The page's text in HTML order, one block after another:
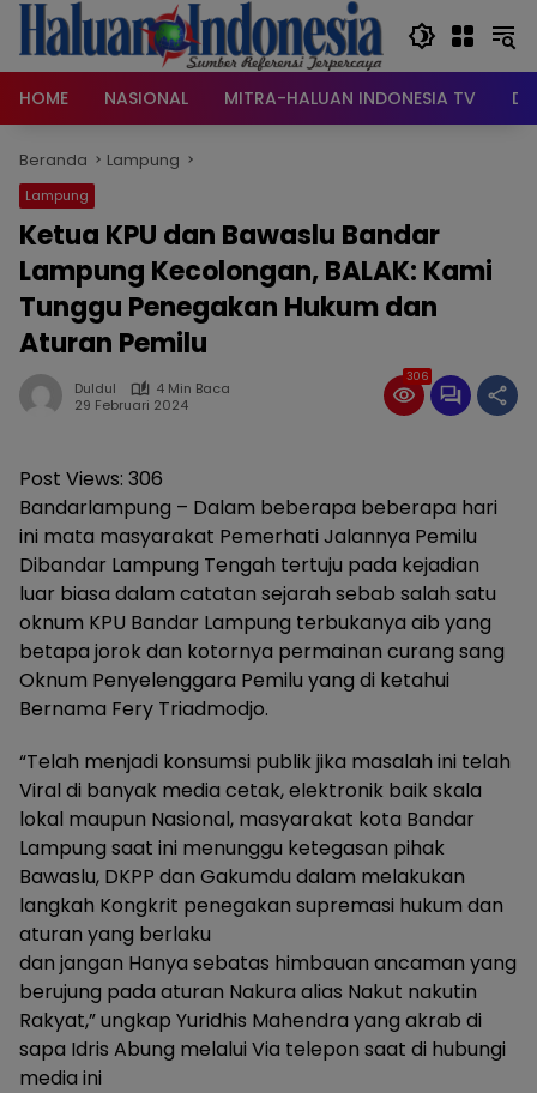
Langsung
konten
HOME
NASIONAL MITRA-HALUAN INDONESIA TV
Beranda Lampung
Lampung
Ketua KPU dan Bawaslu Bandar
Lampung Kecolongan, BALAK: Kami
Tunggu Penegakan Hukum dan
Aturan Pemilu
Duldul
4 Min Baca
29 Februari 2024
306
Post Views: 306
Bandarlampung – Dalam beberapa beberapa hari
ini mata masyarakat Pemerhati Jalannya Pemilu
Dibandar Lampung Tengah tertuju pada kejadian
luar biasa dalam catatan sejarah sebab salah satu
oknum KPU Bandar Lampung terbukanya aib yang
betapa jorok dan kotornya permainan curang sang
Oknum Penyelenggara Pemilu yang di ketahui
Bernama Fery Triadmodjo.
“Telah menjadi konsumsi publik jika masalah ini telah
Viral di banyak media cetak, elektronik baik skala
lokal maupun Nasional, masyarakat kota Bandar
Lampung saat ini menunggu ketegasan pihak
Bawaslu, DKPP dan Gakumdu dalam melakukan
langkah Kongkrit penegakan supremasi hukum dan
aturan yang berlaku
dan jangan Hanya sebatas himbauan ancaman yang
berujung pada aturan Nakura alias Nakut nakutin
Rakyat,” ungkap Yuridhis Mahendra yang akrab di
sapa Idris Abung melalui Via telepon saat di hubungi
media ini